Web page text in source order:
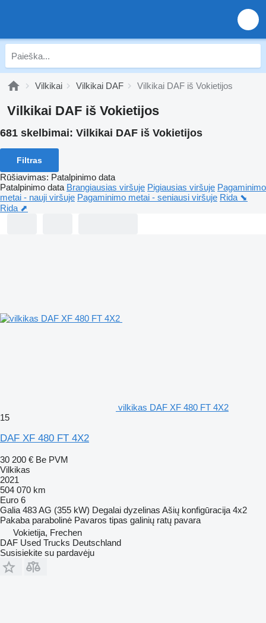
Vilkikai Vilkikai DAF Vilkikai DAF iš Vokietijos
Vilkikai DAF iš Vokietijos
681 skelbimai: Vilkikai DAF iš Vokietijos
Filtras
Rūšiavimas: Patalpinimo data
Patalpinimo data Brangiausias viršuje Pigiausias viršuje Pagaminimo
metai - nauji viršuje Pagaminimo metai - seniausi viršuje Rida ⬊
Rida ⬈
vilkikas DAF XF 480 FT 4X2
15
DAF XF 480 FT 4X2
30 200 € Be PVM
Vilkikas
2021
504 070 km
Euro 6
Galia 483 AG (355 kW) Degalai dyzelinas Ašių konfigūracija 4x2
Pakaba parabolinė Pavaros tipas galinių ratų pavara
Vokietija, Frechen
DAF Used Trucks Deutschland
Susisiekite su pardavėju